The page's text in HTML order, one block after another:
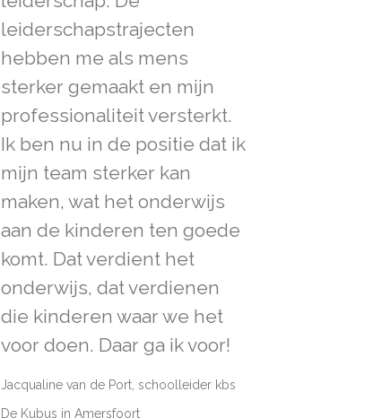
leiderschapstrajecten
hebben me als mens
sterker gemaakt en mijn
professionaliteit versterkt.
Ik ben nu in de positie dat ik
mijn team sterker kan
maken, wat het onderwijs
aan de kinderen ten goede
komt. Dat verdient het
onderwijs, dat verdienen
die kinderen waar we het
voor doen. Daar ga ik voor!
Jacqualine van de Port, schoolleider kbs
De Kubus in Amersfoort